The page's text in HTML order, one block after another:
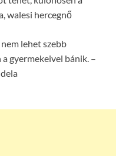
walesi hercegnő
lehet szebb
gyermekeivel bánik. –